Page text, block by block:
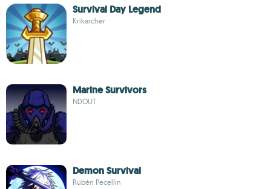
Survival Day Legend
Krikarcher
Marine Survivors
NDOUT
Demon Survival
Rubén Pecellin